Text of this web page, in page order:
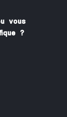
vous
?